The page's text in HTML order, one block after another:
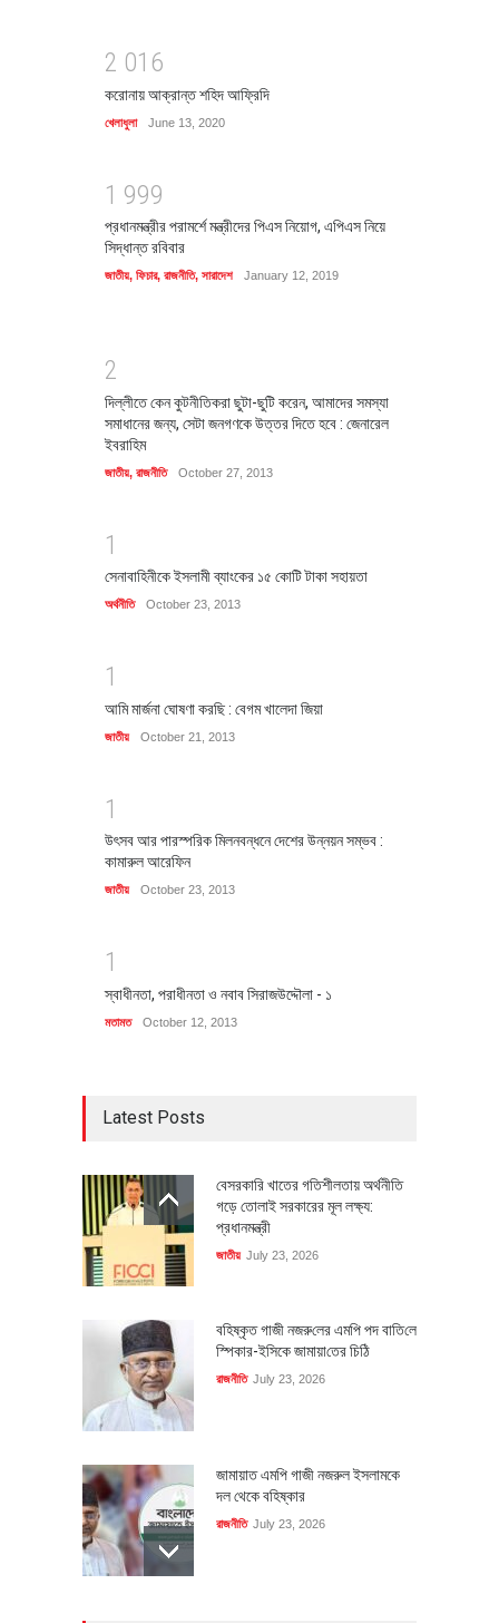
2 01 6
করোনায় আক্রান্ত শহিদ আফ্রিদি
খেলাধুলা June 13, 2020
1 999
প্রধানমন্ত্রীর পরামর্শে মন্ত্রীদের পিএস নিয়োগ, এপিএস নিয়ে
সিদ্ধান্ত রবিবার
জাতীয়, ফিচার, রাজনীতি, সারাদেশ January 12, 2019
2
দিল্লীতে কেন কুটনীতিকরা ছুটা-ছুটি করেন, আমাদের সমস্যা
সমাধানের জন্য, সেটা জনগণকে উত্তর দিতে হবে : জেনারেল
ইবরাহিম
জাতীয়, রাজনীতি October 27, 2013
1
সেনাবাহিনীকে ইসলামী ব্যাংকের ১৫ কোটি টাকা সহায়তা
অর্থনীতি October 23, 2013
1
আমি মার্জনা ঘোষণা করছি : বেগম খালেদা জিয়া
জাতীয় October 21, 2013
1
উৎসব আর পারস্পরিক মিলনবন্ধনে দেশের উন্নয়ন সম্ভব :
কামারুল আরেফিন
জাতীয় October 23, 2013
1
স্বাধীনতা, পরাধীনতা ও নবাব সিরাজউদ্দৌলা - ১
মতামত October 12, 2013
Latest Posts
বেসরকারি খাতের গতিশীলতায় অর্থনীতি
গড়ে তোলাই সরকারের মূল লক্ষ্য:
প্রধানমন্ত্রী
জাতীয় July 23, 2026
বহিষ্কৃত গাজী নজরু‌লের এম‌পি পদ বা‌তি‌লে
স্পিকার-ইসিকে জামায়া‌তের চি‌ঠি
রাজনীতি July 23, 2026
জামায়াত এমপি গাজী নজরুল ইসলামকে
দল থেকে বহিষ্কার
রাজনীতি July 23, 2026